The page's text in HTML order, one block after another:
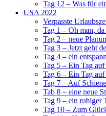
Tag 12 – Was für
USA 2022
Verpasste
Tag 1 – Oh man,
Tag 2 – neue
Tag 3 – Jetzt geht
Tag 4 – ein
Tag 5 – Ein Tag
Tag 6 – Ein Tag
Tag 7 – Auf
Tab 8 – eine neue
Tag 9 – ein ruhiger
Tag 10 – Zum